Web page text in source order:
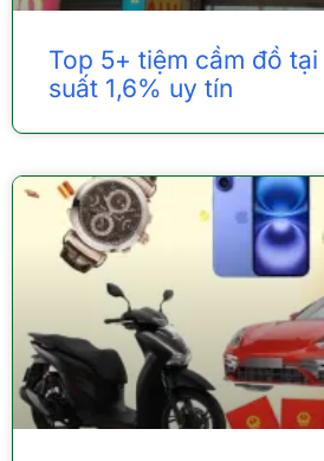
Top 5+ tiệm cầm đồ
suất 1,6% uy tín